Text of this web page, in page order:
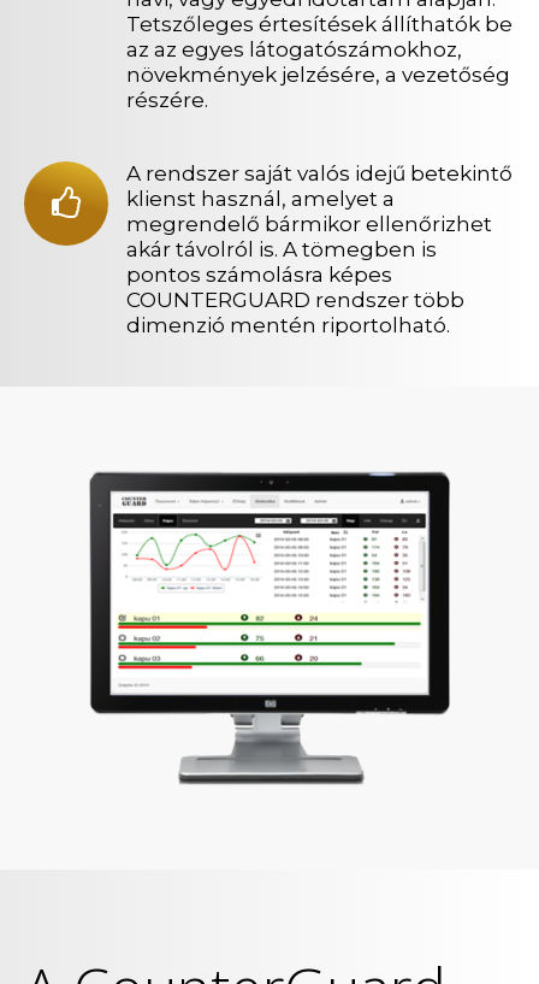
Tetszőleges értesítések állíthatók be
az az egyes látogatószámokhoz,
növekmények jelzésére, a vezetőség
részére.
A rendszer saját valós idejű betekintő
klienst használ, amelyet a
megrendelő bármikor ellenőrizhet
akár távolról is. A tömegben is
pontos számolásra képes
COUNTERGUARD rendszer több
dimenzió mentén riportolható.